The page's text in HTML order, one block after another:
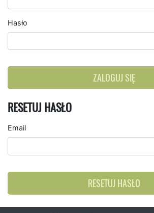
Hasło
ZALOGUJ SIĘ
RESETUJ HASŁO
Email
RESETUJ HASŁO